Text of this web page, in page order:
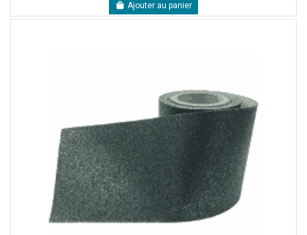
Ajouter au panier